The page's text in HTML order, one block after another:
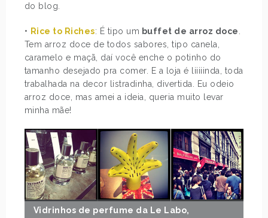
do blog.
• Rice to Riches: É tipo um buffet de arroz doce
Tem arroz doce de todos sabores, tipo canela,
caramelo e maçã, daí você enche o potinho do
tamanho desejado pra comer. E a loja é liiiiinda, toda
trabalhada na decor listradinha, divertida. Eu odeio
arroz doce, mas amei a ideia, queria muito levar
minha mãe!
Vidrinhos de perfume da Le Labo,